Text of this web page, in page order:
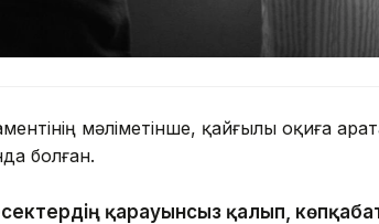
мәліметінше, қайғылы оқиға
болған.
қарауынсыз қалып,